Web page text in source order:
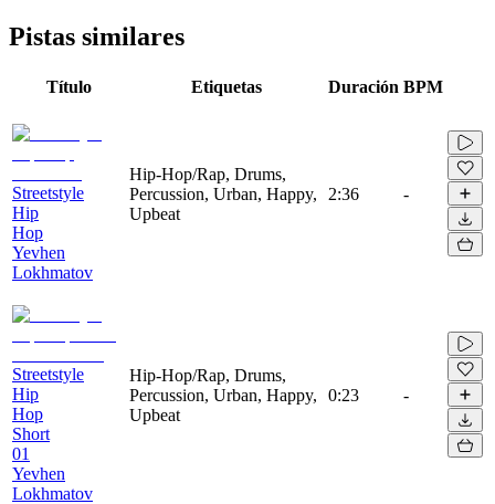
Pistas similares
Título Etiquetas Duración BPM
Streetstyle
Hip
Hop
Yevhen
Lokhmatov
Hip-Hop/Rap, Drums,
Percussion, Urban, Happy,
Upbeat
2:36 -
Streetstyle
Hip
Hop
Short
01
Yevhen
Lokhmatov
Hip-Hop/Rap, Drums,
Percussion, Urban, Happy,
Upbeat
0:23 -